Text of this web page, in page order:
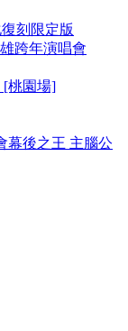
刻限定版
跨年演唱會
[桃園場]
幕後之王 主腦公